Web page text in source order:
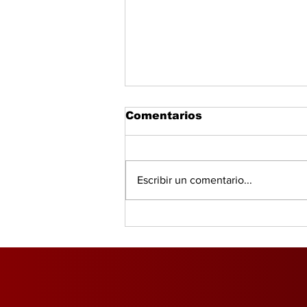
millonarias e
Comentarios
Escribir un comentario...